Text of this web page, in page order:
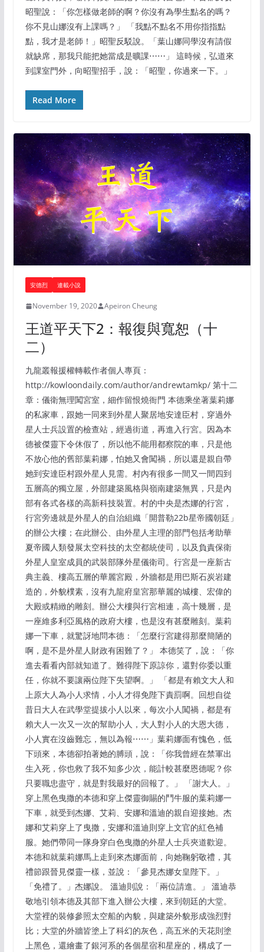
昭聖說：「你怎樣做老師的啊？你沒有為學生點名的嗎？
你不見山娜沒有上課嗎？」 「我點不點名不用你指指點
點，我才是老師！」昭聖反駁說。「葉山娜同學沒有請假
就缺席，那我只能把她當成是曠課⋯⋯」 這時候，弘道來
到課室門外，向昭聖招手，說：「昭聖，你過來一下。」
Read More
安德烈 連載小說
November 19, 2020 Apeiron Cheung
王道平天下2：報復與寬恕（十
二）
九龍叢報援權轉載作者個人專頁：
http://kowloondaily.com/author/andrewtamkp/ 第十二
章：儀衛無理闖宮室，細作留恨燒衙門 本德乘坐著葉莉娜
的私家車，跟她一同來到外星人聚居地安達臣村，穿過外
星人士兵設置的檢查站，經過街道，再進入行宮。因為本
德被傑靈下令休假了，所以他不能用都察院的車，只是他
不放心他的舊部葉莉娜，怕她又會闖禍，所以還是親自帶
她到安達臣村跟外星人見需。村內有很多一間又一間四到
五層高的獨立屋，外部建築風格與嶺南建築無異，只是內
部有各式各樣的高新科技裝置。村的中央是杰娜的行宮，
行宮旁邊就是外星人的自治組織「開普勒22b星帝國朝廷」
的辦公大樓；在此辦公、由外星人主理的部門包括考助華
夏帝國人類發展太空科技的太空都統使司，以及負責保衛
外星人皇室成員的武裝部隊外星儀衛司。行宮是一座新古
典主義、樓高五層的華麗宮殿，外牆都是用巴斯石炭岩建
造的，外貌樸素，沒有九龍府皇宮那華麗的城樓、宏偉的
大殿或精緻的雕刻。辦公大樓與行宮相連，高十幾層，是
一座維多利亞風格的政府大樓，也是沒有甚麼雕刻。葉莉
娜一下車，就驚訝地問本德：「怎麼行宮建得那麼簡陋的
啊，是不是外星人財政有困難了？」 本德笑了，說：「你
進去看看內部就知道了。難得陛下原諒你，還對你委以重
任，你就不要讓兩位陛下失望啊。」 「都是有賴文大人和
上原大人為小人求情，小人才得免陛下責罰啊。回想自從
昔日大人在武學堂提拔小人以來，每次小人闖禍，都是有
賴大人一次又一次的幫助小人，大人對小人的大恩大德，
小人實在沒齒難忘，無以為報⋯⋯」葉莉娜面有愧色，低
下頭來，本德卻拍著她的膊頭，說：「你我曾經在禁軍出
生入死，你也救了我不知多少次，能計較甚麼恩德呢？你
只要職忠盡守，就是對我最好的回報了。」 「謝大人。」
穿上黑色曳撒的本德和穿上傑靈御賜的鬥牛服的葉莉娜一
下車，就受到杰娜、艾莉、安娜和溫迪的親自迎接她。杰
娜和艾莉穿上了曳撒，安娜和溫迪則穿上文官的紅色補
服。她們帶同一隊身穿白色曳撒的外星人士兵夾道歡迎。
本德和就葉莉娜馬上走到來杰娜面前，向她鞠躬敬禮，其
禮節跟晉見傑靈一樣，並說：「參見杰娜女皇陛下。」
「免禮了。」杰娜說。 溫迪則說：「兩位請進。」 溫迪恭
敬地引領本德及其部下進入辦公大樓，來到朝廷的大堂。
大堂裡的裝修參照太空船的內貌，與建築外貌形成強烈對
比；大堂的外牆皆塗上了科幻的灰色，高五米的天花則塗
上黑色，還繪畫了銀河系的各個星宿和星座的，構成了一